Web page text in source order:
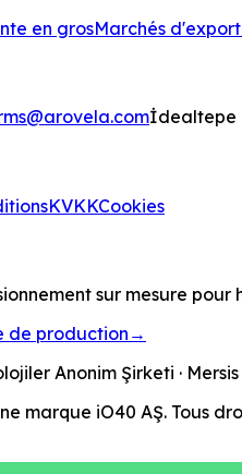
en grosMarchés
İdealtepe
KVKKCookies
sur mesure
de production →
Anonim Şirketi · Mersis
marque iO40 AŞ. Tous